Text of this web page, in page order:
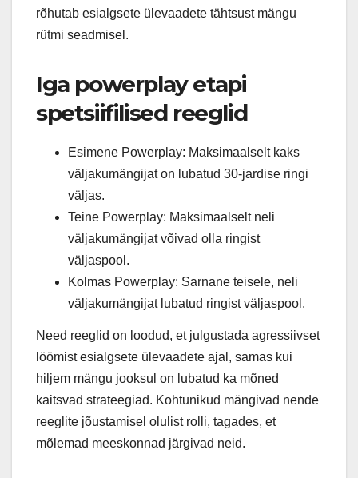
rõhutab esialgsete ülevaadete tähtsust mängu
rütmi seadmisel.
Iga powerplay etapi
spetsiifilised reeglid
Esimene Powerplay: Maksimaalselt kaks
väljakumängijat on lubatud 30-jardise ringi
väljas.
Teine Powerplay: Maksimaalselt neli
väljakumängijat võivad olla ringist
väljaspool.
Kolmas Powerplay: Sarnane teisele, neli
väljakumängijat lubatud ringist väljaspool.
Need reeglid on loodud, et julgustada agressiivset
löömist esialgsete ülevaadete ajal, samas kui
hiljem mängu jooksul on lubatud ka mõned
kaitsvad strateegiad. Kohtunikud mängivad nende
reeglite jõustamisel olulist rolli, tagades, et
mõlemad meeskonnad järgivad neid.